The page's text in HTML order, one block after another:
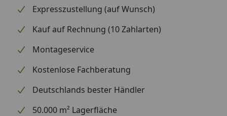
Expresszustellung (auf Wunsch)
Kauf auf Rechnung (10 Zahlarten)
Montageservice
Kostenlose Fachberatung
Deutschlands bester Händler
50.000 m² Lagerfläche